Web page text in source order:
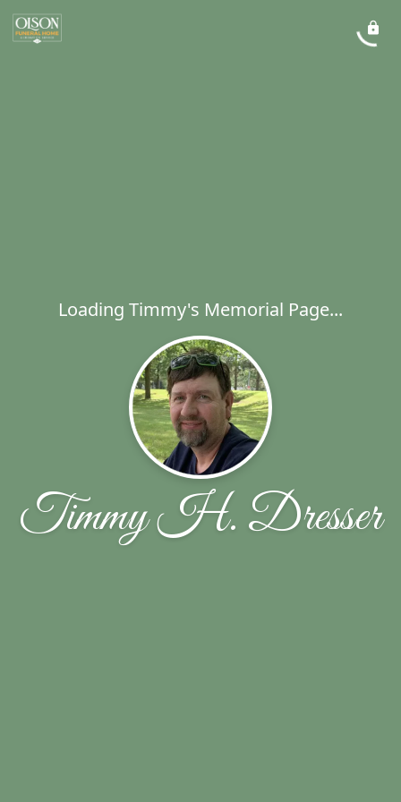
Loading Timmy's Memorial Page...
Timmy H. Dresser